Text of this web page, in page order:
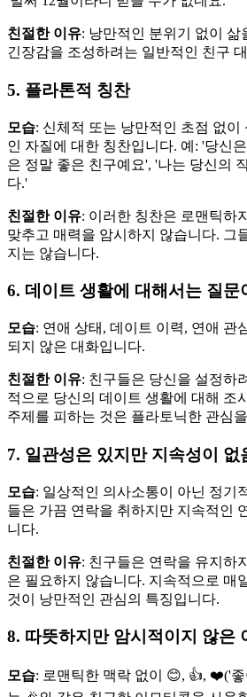
친절한 이유: 낭만적인 분위기 없이 삶
긴장감을 조성하려는 일반적인 친구
5. 플라톤적 칭찬
모습: 신체적 또는 낭만적인 초점 없이
인 자질에 대한 칭찬입니다. 예: '당신
은 정말 좋은 친구예요', '나는 당신의
다.'
친절한 이유: 이러한 칭찬은 로맨틱하
맞추고 매력을 암시하지 않습니다. 그
지는 않습니다.
6. 데이트 생활에 대해서는 질문
모습: 연애 상태, 데이트 이력, 연애 관
되지 않은 대화입니다.
친절한 이유: 친구들은 당신을 설정하
적으로 당신의 데이트 생활에 대해 조
주제를 피하는 것은 플라토닉한 관심
7. 일관성은 있지만 지속성이 없
모습: 일상적인 의사소통이 아닌 정기
들은 가끔 연락을 취하지만 지속적인
니다.
친절한 이유: 친구들은 연락을 유지하
은 필요하지 않습니다. 지속적으로 매
것이 낭만적인 관심의 특징입니다.
8. 따뜻하지만 암시적이지 않은
모습: 로맨틱한 맥락 없이 😊, 👍, ❤️('